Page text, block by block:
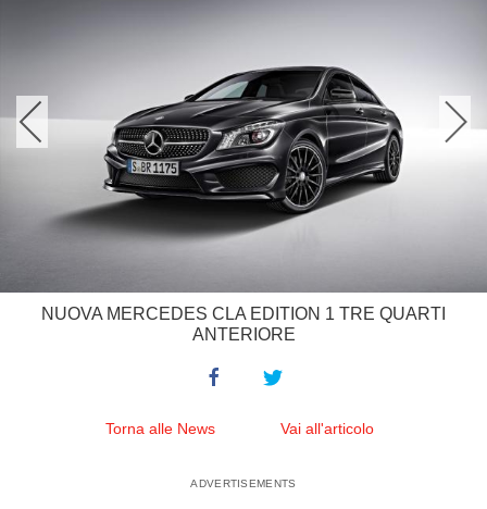
NUOVA MERCEDES CLA EDITION 1 TRE QUARTI
ANTERIORE
Torna alle News Vai all'articolo